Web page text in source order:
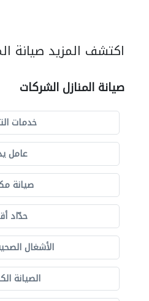
اكتشف المزيد صيانة
صيانة المنازل الشركات
خدمات
عامل
صيانة
حدّاد
الأشغال
الصيانة